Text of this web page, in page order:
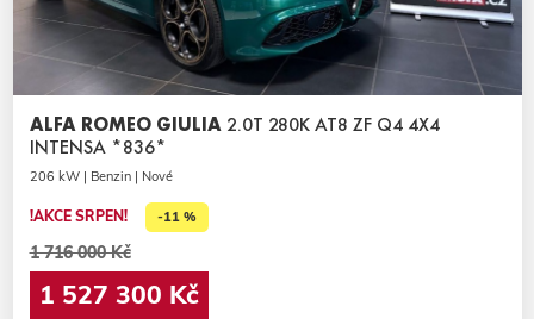
ALFA ROMEO GIULIA 2.0T 280K AT8 ZF Q4 4X4
INTENSA *836*
206 kW | Benzin | Nové
!AKCE SRPEN! -11 %
1 716 000 Kč
1 527 300 Kč